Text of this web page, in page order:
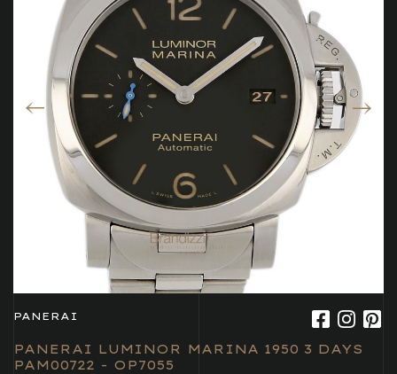
PANERAI
PANERAI LUMINOR MARINA 1950 3 DAYS
PAM00722 - OP7055